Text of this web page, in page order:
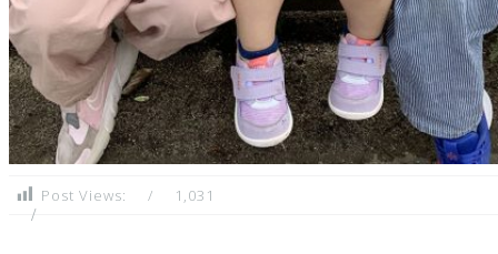
Post Views: 1,031